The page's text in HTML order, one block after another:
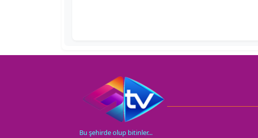
Bu şehirde olup bitinler...